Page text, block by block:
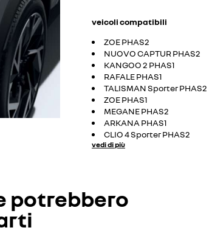
veicoli compatibili
ZOE PHAS2
NUOVO CAPTUR PHAS2
KANGOO 2 PHAS1
RAFALE PHAS1
TALISMAN Sporter PHAS2
ZOE PHAS1
MEGANE PHAS2
ARKANA PHAS1
CLIO 4 Sporter PHAS2
vedi di più
potrebbero